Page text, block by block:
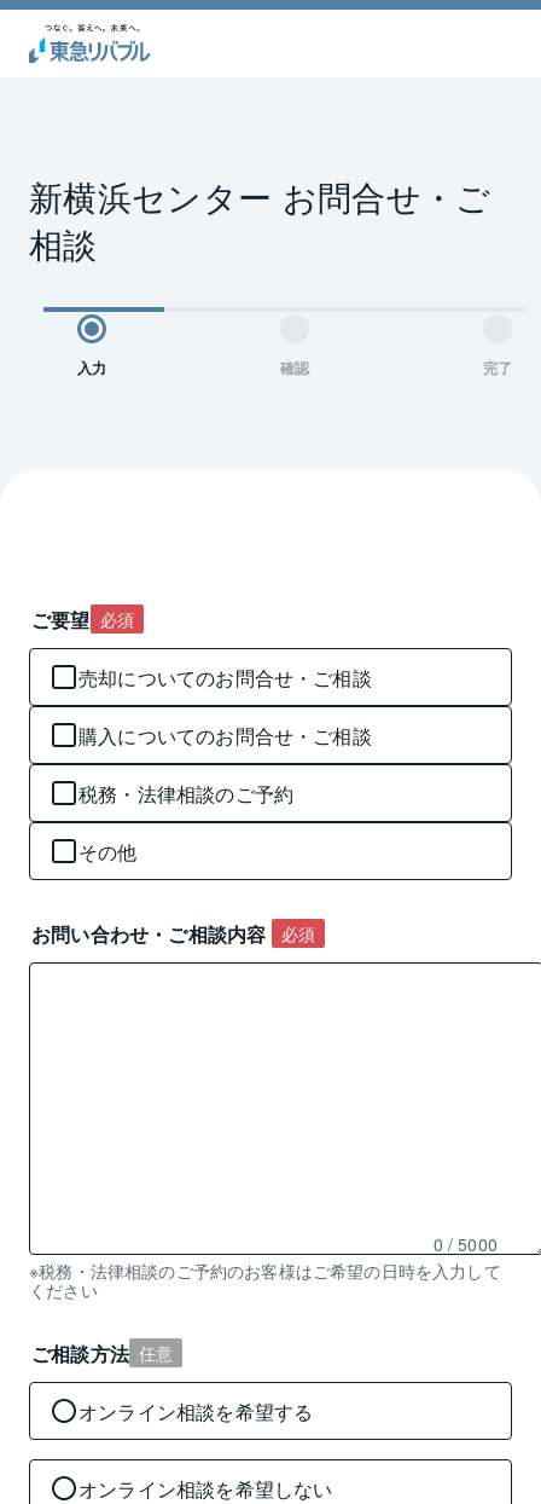
新横浜センター お問合せ・ご
相談
入力 確認 完了
ご要望 必須
売却についてのお問合せ・ご相談
購入についてのお問合せ・ご相談
税務・法律相談のご予約
その他
必須
残
り
文
字
力
可
0 / 5000
※税務・法律相談のご予約のお客様はご希望の日時を入力して
ください
ご相談方法 任意
オンライン相談を希望する
オンライン相談を希望しない